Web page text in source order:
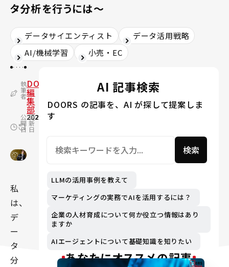
タ分析を行うには～
データサイエンティスト
データ活用戦略
AI/機械学習
小売・EC
執
筆
者
DOORS
編
集
部
公
開
日
2021.11.29
更
新
日
2024.04.10
私
は、
デ
ー
タ
分
AI 記事検索
DOORS の記事を、AI が探して提案しま
す
検索
LLMの活用事例を教えて
マーケティングの実務でAIを活用するには？
企業の人材育成について何か役立つ情報はあり
ますか
AIエージェントについて基礎知識を知りたい
あなたにオススメの記事